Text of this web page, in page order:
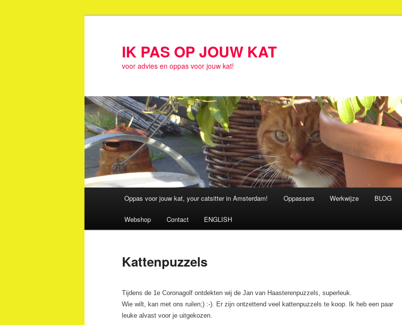
IK PAS OP JOUW KAT
voor advies en oppas voor jouw kat!
Oppas voor jouw kat, your catsitter in Amsterdam! Oppassers Werkwijze BLOG
Webshop Contact ENGLISH
Kattenpuzzels
Tijdens de 1e Coronagolf ontdekten wij de Jan van Haasterenpuzzels, superleuk.
Wie wilt, kan met ons ruilen;) :-). Er zijn ontzettend veel kattenpuzzels te koop. Ik heb een paar
leuke alvast voor je uitgekozen.